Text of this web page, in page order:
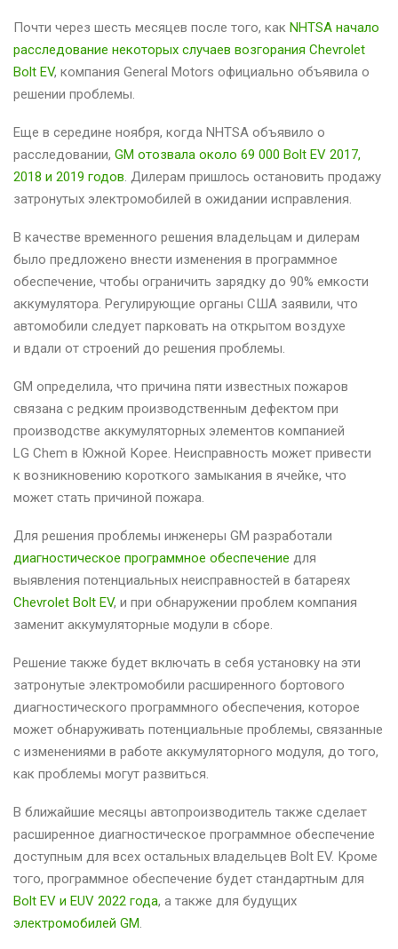
Почти через шесть месяцев после того, как NHTSA начало
расследование некоторых случаев возгорания Chevrolet
Bolt EV, компания General Motors официально объявила о
решении проблемы.
Еще в середине ноября, когда NHTSA объявило о
расследовании, GM отозвала около 69 000 Bolt EV 2017,
2018 и 2019 годов. Дилерам пришлось остановить продажу
затронутых электромобилей в ожидании исправления.
В качестве временного решения владельцам и дилерам
было предложено внести изменения в программное
обеспечение, чтобы ограничить зарядку до 90% емкости
аккумулятора. Регулирующие органы США заявили, что
автомобили следует парковать на открытом воздухе
и вдали от строений до решения проблемы.
GM определила, что причина пяти известных пожаров
связана с редким производственным дефектом при
производстве аккумуляторных элементов компанией
LG Chem в Южной Корее. Неисправность может привести
к возникновению короткого замыкания в ячейке, что
может стать причиной пожара.
Для решения проблемы инженеры GM разработали
диагностическое программное обеспечение для
выявления потенциальных неисправностей в батареях
Chevrolet Bolt EV, и при обнаружении проблем компания
заменит аккумуляторные модули в сборе.
Решение также будет включать в себя установку на эти
затронутые электромобили расширенного бортового
диагностического программного обеспечения, которое
может обнаруживать потенциальные проблемы, связанные
с изменениями в работе аккумуляторного модуля, до того,
как проблемы могут развиться.
В ближайшие месяцы автопроизводитель также сделает
расширенное диагностическое программное обеспечение
доступным для всех остальных владельцев Bolt EV. Кроме
того, программное обеспечение будет стандартным для
Bolt EV и EUV 2022 года, а также для будущих
электромобилей GM.